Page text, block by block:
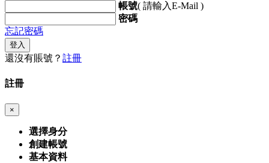
帳號( 請輸入E-Mail )
密碼
忘記密碼
登入
還沒有賬號？ 註冊
註冊
×
選擇身分
創建帳號
基本資料